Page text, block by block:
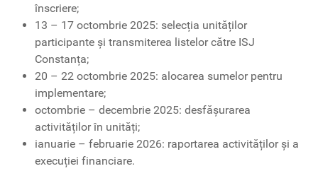
înscriere;
13 – 17 octombrie 2025: selecția unităților
participante și transmiterea listelor către ISJ
Constanța;
20 – 22 octombrie 2025: alocarea sumelor pentru
implementare;
octombrie – decembrie 2025: desfășurarea
activităților în unități;
ianuarie – februarie 2026: raportarea activităților și a
execuției financiare.